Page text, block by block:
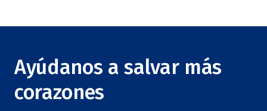
Ayúdanos a salvar más
corazones